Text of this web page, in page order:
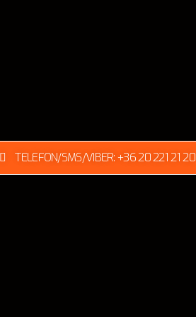
TELEFON/SMS/VIBER: +36 20 221 21 20